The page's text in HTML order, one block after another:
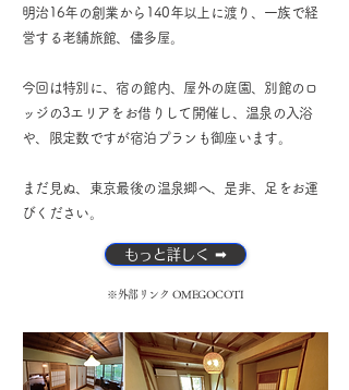
明治16年の創業から140年以上に渡り、一族で経
営する老舗旅館、儘多屋。
今回は特別に、宿の館内、屋外の庭園、別館のロ
ッジの3エリアをお借りして開催し、温泉の入浴
や、限定数ですが宿泊プランも御座います。
まだ見ぬ、東京最後の温泉郷へ、是非、足をお運
びください。
もっと詳しく ➡
※外部リンク OMEGOCOTI